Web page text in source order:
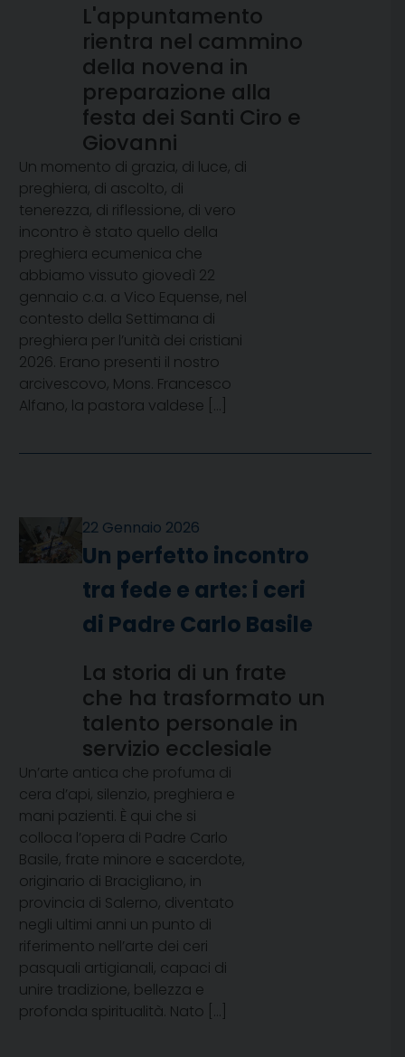
L'appuntamento
rientra nel cammino
della novena in
preparazione alla
festa dei Santi Ciro e
Giovanni
Un momento di grazia, di luce, di
preghiera, di ascolto, di
tenerezza, di riflessione, di vero
incontro è stato quello della
preghiera ecumenica che
abbiamo vissuto giovedì 22
gennaio c.a. a Vico Equense, nel
contesto della Settimana di
preghiera per l’unità dei cristiani
2026. Erano presenti il nostro
arcivescovo, Mons. Francesco
Alfano, la pastora valdese […]
22 Gennaio 2026
Un perfetto incontro
tra fede e arte: i ceri
di Padre Carlo Basile
La storia di un frate
che ha trasformato un
talento personale in
servizio ecclesiale
Un’arte antica che profuma di
cera d’api, silenzio, preghiera e
mani pazienti. È qui che si
colloca l’opera di Padre Carlo
Basile, frate minore e sacerdote,
originario di Bracigliano, in
provincia di Salerno, diventato
negli ultimi anni un punto di
riferimento nell’arte dei ceri
pasquali artigianali, capaci di
unire tradizione, bellezza e
profonda spiritualità. Nato […]